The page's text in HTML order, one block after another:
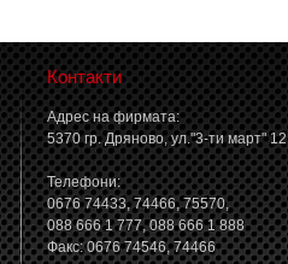
Контакти
Адрес на фирмата:
5370 гр. Дряново, ул."3-ти март" 12
Телефони:
0676 74433, 74466, 75570,
088 666 1 777, 088 666 1 888
Факс: 0676 74546, 74466